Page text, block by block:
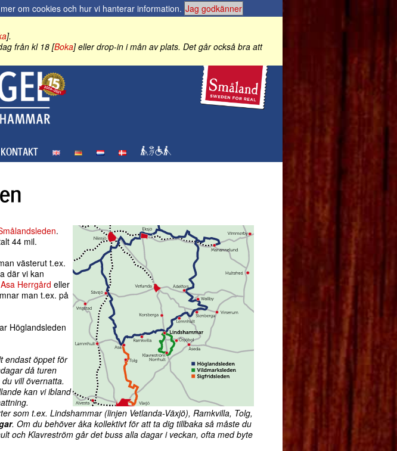
om cookies och hur vi hanterar information. Jag godkänner
].
från kl 18 [Boka] eller drop-in i mån av plats. Det går också bra att
KONTAKT
.
44 mil.
västerut t.ex.
där vi kan
Asa Herrgård eller
man t.ex. på
Höglandsleden
endast öppet för
då turen
vill övernatta.
kan vi ibland
som t.ex. Lindshammar (linjen Vetlanda-Växjö), Ramkvilla, Tolg,
. Om du behöver åka kollektivt för att ta dig tillbaka så måste du
och Klavreström går det buss alla dagar i veckan, ofta med byte